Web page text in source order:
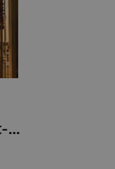
DK Paris : Must-See Sights. Culture & History. Detailed Maps & Tours. Covers Champs-Elysees, Le Mara